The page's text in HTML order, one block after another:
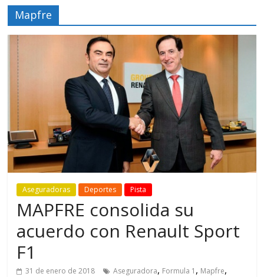
Mapfre
Aseguradoras Deportes Pista
MAPFRE consolida su
acuerdo con Renault Sport
F1
31 de enero de 2018 Aseguradora, Formula 1 , Mapfre,